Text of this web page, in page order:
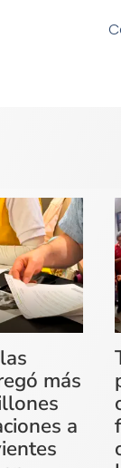
más
a